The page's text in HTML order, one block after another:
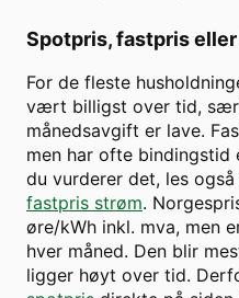
Spotpris, fastpris
For de fleste
vært billigst over tid,
månedsavgift er lave.
men har ofte bindingstid
du vurderer det, les også
fastpris strøm.
øre/kWh inkl. mva, men
hver måned. Den blir
ligger høyt over tid.